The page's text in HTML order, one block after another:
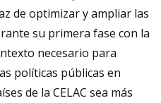
de optimizar y ampliar las
su primera fase con la
necesario para
políticas públicas en
de la CELAC sea más